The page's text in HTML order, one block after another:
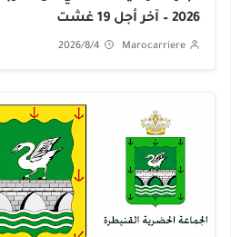
2026 – آخر أجل 19 غشت
Marocarriere
2026/8/4